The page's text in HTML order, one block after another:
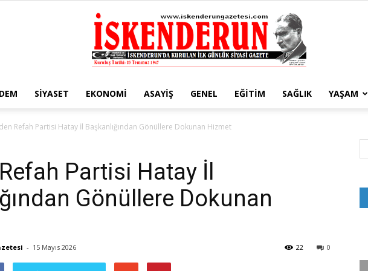
Gazetesi
SIYASET EKONOMI ASAYIŞ GENEL EĞITIM SAĞLIK YAŞAM
Refah Partisi Hatay İl Başkanlığından Gönüllere Dokunan Hizmet
Partisi Hatay İl
Gönüllere Dokunan
- 15 Mayıs 2026 0
22